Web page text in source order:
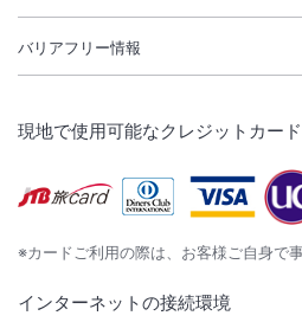
バリアフリー情報
現地で使用可能なクレジットカード
※カードご利用の際は、お客様ご自身で
インターネットの接続環境